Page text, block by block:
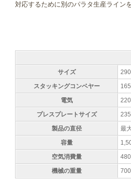
対応するために別のパラタ生産ライン
サイズ
スタッキングコンベヤー
電気
プレスプレートサイズ
製品の直径
最
容量
空気消費量
機械の重量